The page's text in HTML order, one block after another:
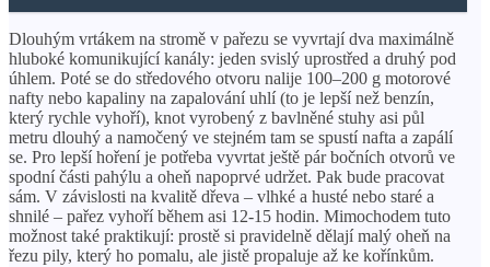
Dlouhým vrtákem na stromě v pařezu se vyvrtají dva maximálně
hluboké komunikující kanály: jeden svislý uprostřed a druhý pod
úhlem. Poté se do středového otvoru nalije 100–200 g motorové
nafty nebo kapaliny na zapalování uhlí (to je lepší než benzín,
který rychle vyhoří), knot vyrobený z bavlněné stuhy asi půl
metru dlouhý a namočený ve stejném tam se spustí nafta a zapálí
se. Pro lepší hoření je potřeba vyvrtat ještě pár bočních otvorů ve
spodní části pahýlu a oheň napoprvé udržet. Pak bude pracovat
sám. V závislosti na kvalitě dřeva – vlhké a husté nebo staré a
shnilé – pařez vyhoří během asi 12-15 hodin. Mimochodem tuto
možnost také praktikují: prostě si pravidelně dělají malý oheň na
řezu pily, který ho pomalu, ale jistě propaluje až ke kořínkům.